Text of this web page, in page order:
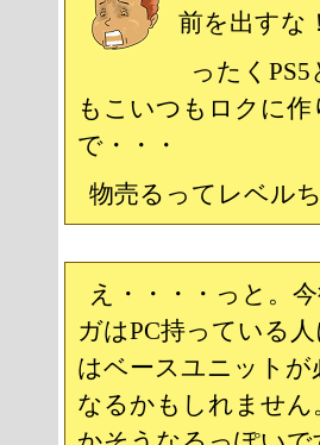
前を出すな！
ったく
もこいつもロクに作
で・・・
物売るってレベル
え・・・・っと。
ガはPC持っている
はベースユニットが
なるかもしれません